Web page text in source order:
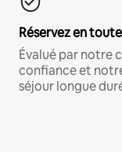
Réservez en
Évalué par notre
confiance et
séjour longue